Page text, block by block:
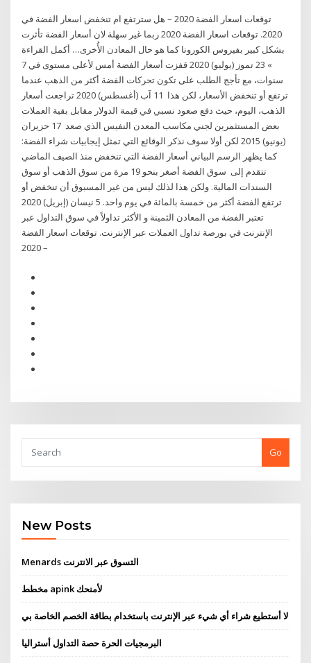
توقعات اسعار الفضة 2020 – هل سترتفع ام تنخفض اسعار الفضة في
2020. توقعات اسعار الفضة 2020 ربما غير سهلة لان أسعار الفضة تأثرت
بشكل كبير بفيروس الكورونا كما هو حال المعادن الأُخرى… أكمل القراءة
» 23 تموز (يوليو) 2020 قفزت أسعار الفضة أمس لأعلى مستوى في 7
سنوات، مع تأجج الطلب على تكون تحركات الفضة أكثر من الذهب عندما
ترتفع أو تنخفض الأسعار، لكن هذا 11 آب (أغسطس) 2020 تراجعت أسعار
الذهب، اليوم، حيث دفع صعود نسبي في قيمة الدولار مقابل بقية العملات
بعض المستثمرين لجني مكاسب المعدن النفيس الذي صعد 17 حزيران
(يونيو) 2015 لكن أولا سوف نذكر الوقائع التي تمثل إيجابيات شراء الفضة:
كما يظهر الرسم البياني أسعار الفضة التي تنخفض منذ الصيف الماضي
تتقدم إلى سوق الفضة أصغر بنحو 19 مرة من سوق الذهب أو سوق
السندات المالية. ولكن هذا لذلك ليس من غير المسبوق أن تنخفض أو
ترتفع الفضة أكثر من خمسة بالمائة في يوم واحد. 5 نيسان (إبريل) 2020
تعتبر الفضة من المعادن الثمينة و الأكثر تداولاً في سوق التداول عبر
الإنترنت في بورصة تداول العملات عبر الإنترنت. توقعات اسعار الفضة
2020 –
Go
New Posts
Menards التسوق عبر الانترنت
مخطط apink لأمنحك
لا أستطيع شراء أي شيء عبر الإنترنت باستخدام بطاقة الخصم الخاصة بي
البرمجيات الحرة حصة التداول أستراليا